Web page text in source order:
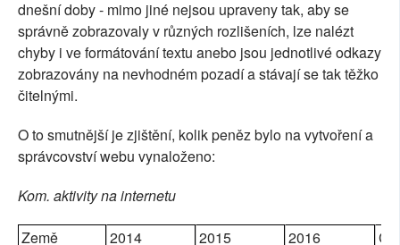
dnešní doby - mimo jiné nejsou upraveny tak, aby se
správně zobrazovaly v různých rozlišeních, lze nalézt
chyby i ve formátování textu anebo jsou jednotlivé odkazy
zobrazovány na nevhodném pozadí a stávají se tak těžko
čitelnými.
O to smutnější je zjištění, kolik peněz bylo na vytvoření a
správcovství webu vynaloženo:
Kom. aktivity na internetu
Země 2014 2015 2016